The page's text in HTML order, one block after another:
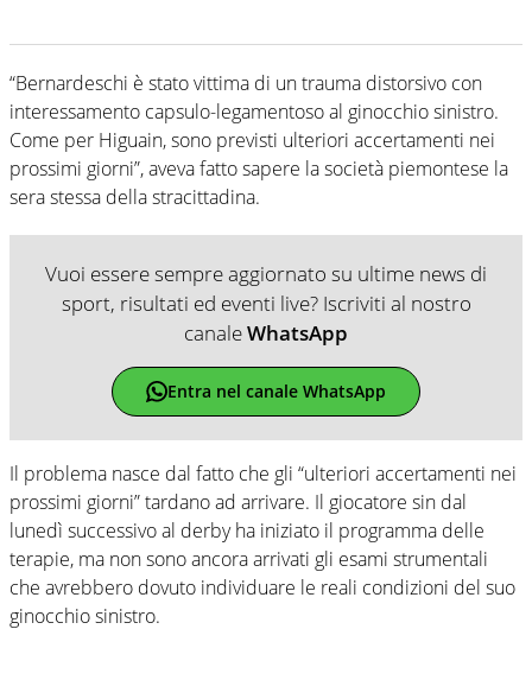
“Bernardeschi è stato vittima di un trauma distorsivo con
interessamento capsulo-legamentoso al ginocchio sinistro.
Come per Higuain, sono previsti ulteriori accertamenti nei
prossimi giorni”, aveva fatto sapere la società piemontese la
sera stessa della stracittadina.
Vuoi essere sempre aggiornato su ultime news di
sport, risultati ed eventi live? Iscriviti al nostro
canaleWhatsApp
Entra nel canale WhatsApp
Il problema nasce dal fatto che gli “ulteriori accertamenti nei
prossimi giorni” tardano ad arrivare. Il giocatore sin dal
lunedì successivo al derby ha iniziato il programma delle
terapie, ma non sono ancora arrivati gli esami strumentali
che avrebbero dovuto individuare le reali condizioni del suo
ginocchio sinistro.